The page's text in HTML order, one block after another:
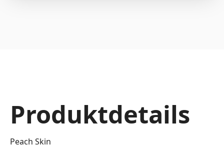
Produktdetails
Peach Skin